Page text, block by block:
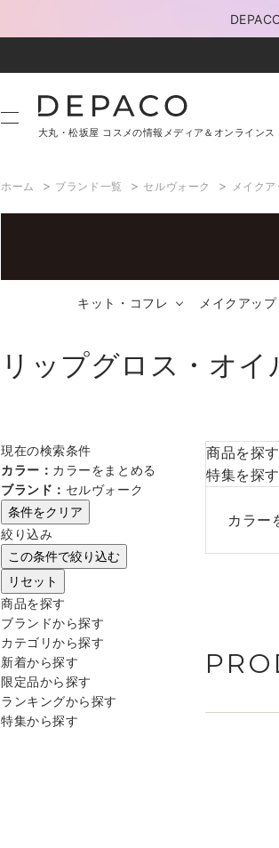
大丸・松坂屋 コスメの情報メディア＆オンラインス
ホーム > ブランド一覧 > セルヴォーク > メイクア
キット・コフレ メイクアップ
リップグロス・オイ
現在の検索条件
カラー： カラーをまとめる
ブランド： セルヴォーク
条件をクリア
絞り込み
この条件で絞り込む
リセット
商品を探す
ブランドから探す
カテゴリから探す
新着から探す
限定品から探す
ランキングから探す
特集から探す
商品を探す
特集を探す
カラー